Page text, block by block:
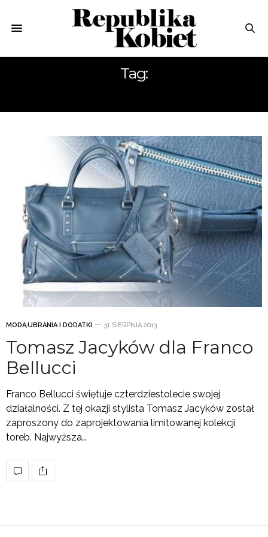
Tag:
MODA,UBRANIA I DODATKI 31 SIERPNIA 2013
Tomasz Jacyków dla Franco
Bellucci
Franco Bellucci świętuje czterdziestolecie swojej
działalności. Z tej okazji stylista Tomasz Jacyków został
zaproszony do zaprojektowania limitowanej kolekcji
toreb. Najwyższa…